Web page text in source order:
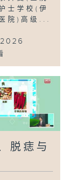
士学校(伊
院)高级...
脱痣与